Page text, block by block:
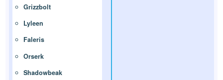
Grizzbolt
Lyleen
Faleris
Orserk
Shadowbeak